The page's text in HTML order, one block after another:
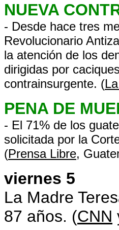
NUEVA
- Desde hace tres
Revolucionario
la atención de los
dirigidas por
contrainsurgente. (
PENA DE
- El 71% de los
solicitada por la
(Prensa Libre,
viernes 5
La Madre
87 años. (CNN